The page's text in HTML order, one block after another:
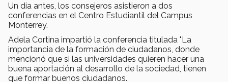
Un día antes, los consejeros asistieron a dos
conferencias en el Centro Estudiantil del Campus
Monterrey.
Adela Cortina impartió la conferencia titulada "La
importancia de la formación de ciudadanos, donde
mencionó que si las universidades quieren hacer una
buena aportación al desarrollo de la sociedad, tienen
que formar buenos ciudadanos.